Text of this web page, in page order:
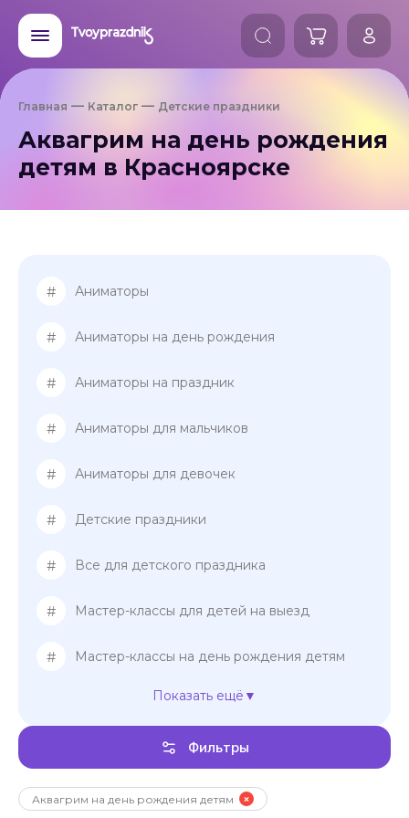
Главная Каталог Детские праздники
Аквагрим на день рождения
детям в Красноярске
# Аниматоры
# Аниматоры на день рождения
# Аниматоры на праздник
# Аниматоры для мальчиков
# Аниматоры для девочек
# Детские праздники
# Все для детского праздника
# Мастер-классы для детей на выезд
# Мастер-классы на день рождения детям
Мастер-классы для девочек
Мастер-классы для мальчиков
#
Шоу-представление на день рождения
детям
Показать ещё
Фильтры
Аквагрим на день рождения детям